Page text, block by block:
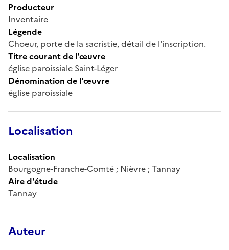
Producteur
Inventaire
Légende
Choeur, porte de la sacristie, détail de l'inscription.
Titre courant de l'œuvre
église paroissiale Saint-Léger
Dénomination de l'œuvre
église paroissiale
Localisation
Localisation
Bourgogne-Franche-Comté ; Nièvre ; Tannay
Aire d'étude
Tannay
Auteur